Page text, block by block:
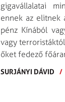
gigavállalatai
ennek az elitnek
pénz Kínából
vagy
őket fedező
SURJÁNYI DÁVID /